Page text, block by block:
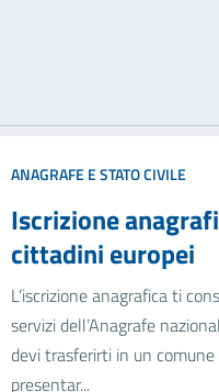
ANAGRAFE E STATO CIVILE
Iscrizione
cittadini europei
L’iscrizione anagrafica ti
servizi dell’Anagrafe
devi trasferirti in un
presentar...